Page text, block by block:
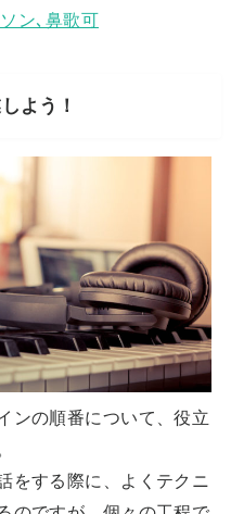
ン､鼻歌可
よう！
ンの順番について、役立
をする際に、よくテクニ